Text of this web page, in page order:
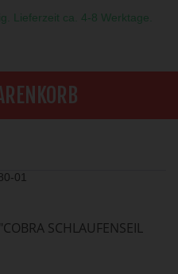
Lieferzeit ca. 4-8 Werktage.
01
SCHLAUFENSEIL